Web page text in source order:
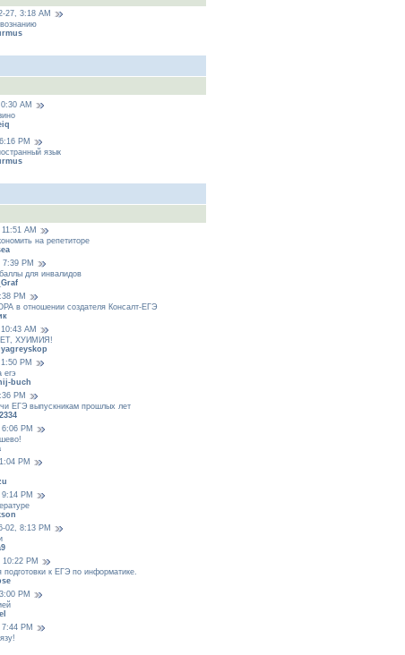
27, 3:18 AM
AM
PM
язык
AM
на репетиторе
PM
для инвалидов
PM
в отношении создателя Консалт-ЕГЭ
AM
ХУИМИЯ!
PM
егэ
buch
PM
ЕГЭ выпускникам прошлых лет
6:06 PM
PM
9:14 PM
02, 8:13 PM
PM
подготовки к ЕГЭ по информатике.
PM
7:44 PM